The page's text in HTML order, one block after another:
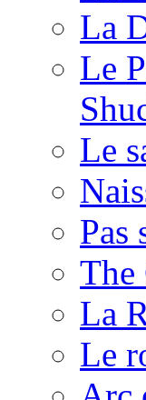
La
Le
Le
Pas
The
La
Le